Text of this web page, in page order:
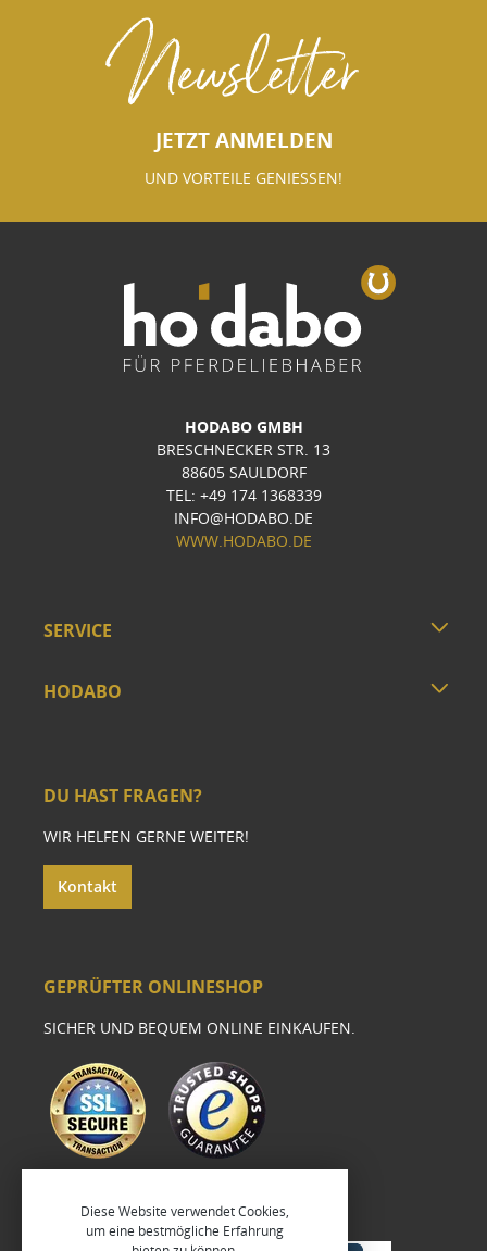
Newsletter
JETZT ANMELDEN
UND VORTEILE GENIESSEN!
HODABO GMBH
BRESCHNECKER STR. 13
88605 SAULDORF
TEL: +49 174 1368339
INFO@HODABO.DE
WWW.HODABO.DE
SERVICE
HODABO
DU HAST FRAGEN?
WIR HELFEN GERNE WEITER!
Kontakt
GEPRÜFTER ONLINESHOP
SICHER UND BEQUEM ONLINE EINKAUFEN.
Diese Website verwendet Cookies,
um eine bestmögliche Erfahrung